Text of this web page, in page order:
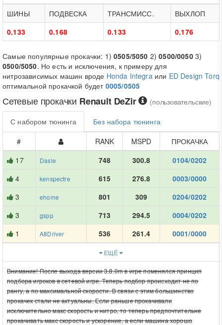
ШИНЫ
ПОДВЕСКА ТРАНСМИСС.
ВЫХЛОП
0.133
0.168 0.133 0.176
Самые популярные прокачки: 1)0505/5050 2)0500/00503)
0500/5050. Но есть и исключения, к примеру для
нитрозависимых машин вроде Honda Integraили ED Design Torq
оптимальной прокачкой будет 0005/0505
Сетевые прокачки Renault DeZir (пользовательские)
С набором тюнинга
Без набора тюнинга
#
RANK MSPD
ПРОКАЧКА
17
Dasle 748 300.8
0104/0202
4
kenspectre 615 276.8
0003/0000
3
ehome 801 309
0204/0202
3
gspp 713 294.5
0004/0202
1
A8Driver 536 261.4 0001/0000
ЕЩЁ
Внимание! После выхода версии 3.8.0m в игре поменялся принцип
подбора игроков в сетевой игре. Теперь подбор происходит не по
рангу, а по максимальной скорости. В связи с этим большинство
прокачек стали не актуальны. Если раньше прокачивали
исключительно макс скорость и нитро, то теперь предпочтительне
прокачивать макс скорость и ускорение, а если машина хорошо